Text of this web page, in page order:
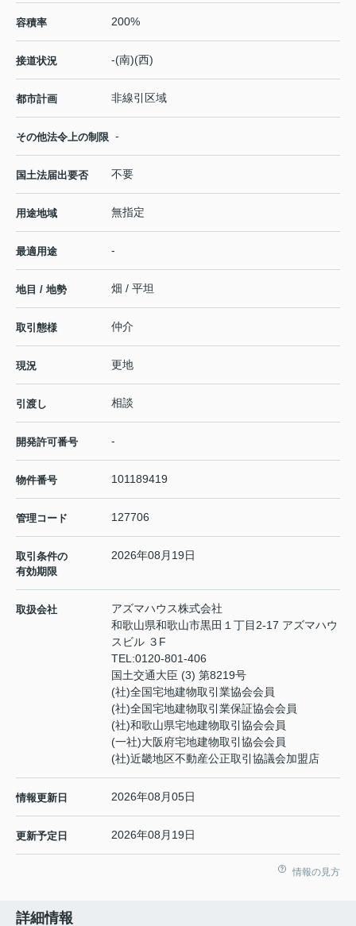
容積率 200%
接道状況 -(南)(西)
都市計画 非線引区域
その他法令上の制限 -
国土法届出要否 不要
用途地域 無指定
最適用途 -
地目 / 地勢 畑 / 平坦
取引態様 仲介
現況 更地
引渡し 相談
開発許可番号 -
物件番号 101189419
管理コード 127706
取引条件の
有効期限
2026年08月19日
取扱会社
アズマハウス株式会社
和歌山県和歌山市黒田１丁目2-17 アズマハウ
スビル ３F
TEL:0120-801-406
国土交通大臣 (3) 第8219号
(社)全国宅地建物取引業協会会員
(社)全国宅地建物取引業保証協会会員
(社)和歌山県宅地建物取引協会会員
(一社)大阪府宅地建物取引協会会員
(社)近畿地区不動産公正取引協議会加盟店
情報更新日 2026年08月05日
更新予定日 2026年08月19日
情報の見方
詳細情報